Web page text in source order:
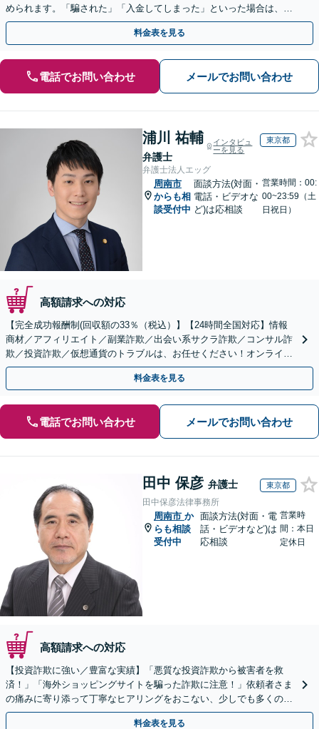
められます。「騙された」「入金してしまった」といった場合は、お
早めにご相談ください。【電話・メール・WEB相談可】
料金表を見る
電話でお問い合わせ メールでお問い合わせ
浦川 祐輔
弁護士
インタビュ
ーを見る
東京都
弁護士法人エッグ
周南市
からも相
談受付中
面談方法(対面・
電話・ビデオな
ど)は応相談
営業時間：00:
00~23:59（土
日祝日）
高額請求への対応
【完全成功報酬制(回収額の33％（税込）】【24時間全国対応】情報
商材／アフィリエイト／副業詐欺／出会い系サクラ詐欺／コンサル詐
欺／投資詐欺／仮想通貨のトラブルは、お任せください！オンライン
のみで解決も可能！
料金表を見る
電話でお問い合わせ メールでお問い合わせ
田中 保彦 弁護士 東京都
田中保彦法律事務所
周南市 か
らも相談
受付中
面談方法(対面・電
話・ビデオなど)は
応相談
営業時
間：本日
定休日
高額請求への対応
【投資詐欺に強い／豊富な実績】「悪質な投資詐欺から被害者を救
済！」「海外ショッピングサイトを騙った詐欺に注意！」依頼者さま
の痛みに寄り添って丁寧なヒアリングをおこない、少しでも多くの返
金が得られるよう尽力します！
料金表を見る